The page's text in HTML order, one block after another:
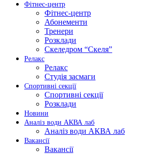
Фітнес-центр
Фітнес-центр
Абонементи
Тренери
Розклади
Скеледром “Скеля”
Релакс
Релакс
Студія засмаги
Спортивні секції
Спортивні секції
Розклади
Новини
Аналіз води АКВА лаб​
Аналіз води АКВА лаб​
Вакансії
Вакансії